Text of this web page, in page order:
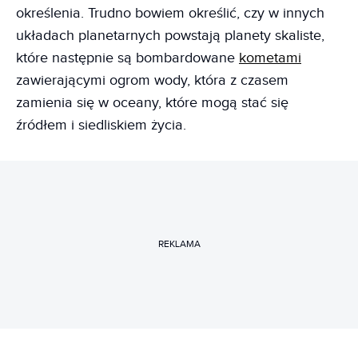
określenia. Trudno bowiem określić, czy w innych
układach planetarnych powstają planety skaliste,
które następnie są bombardowane kometami
zawierającymi ogrom wody, która z czasem
zamienia się w oceany, które mogą stać się
źródłem i siedliskiem życia.
REKLAMA